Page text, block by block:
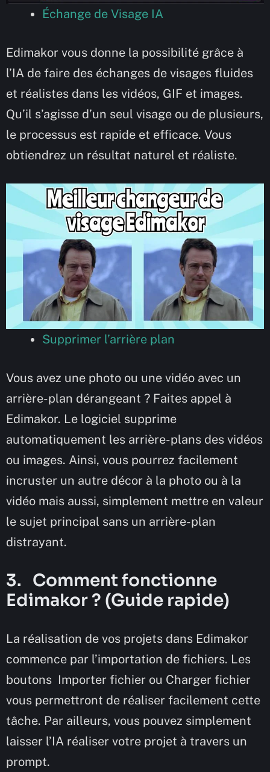
Échange de Visage IA
Edimakor vous donne la possibilité grâce à
l’IA de faire des échanges de visages fluides
et réalistes dans les vidéos, GIF et images.
Qu’il s’agisse d’un seul visage ou de plusieurs,
le processus est rapide et efficace. Vous
obtiendrez un résultat naturel et réaliste.
Supprimer l’arrière plan
Vous avez une photo ou une vidéo avec un
arrière-plan dérangeant ? Faites appel à
Edimakor. Le logiciel supprime
automatiquement les arrière-plans des vidéos
ou images. Ainsi, vous pourrez facilement
incruster un autre décor à la photo ou à la
vidéo mais aussi, simplement mettre en valeur
le sujet principal sans un arrière-plan
distrayant.
3. Comment fonctionne
Edimakor ? (Guide rapide)
La réalisation de vos projets dans Edimakor
commence par l’importation de fichiers. Les
boutons Importer fichier ou Charger fichier
vous permettront de réaliser facilement cette
tâche. Par ailleurs, vous pouvez simplement
laisser l’IA réaliser votre projet à travers un
prompt.